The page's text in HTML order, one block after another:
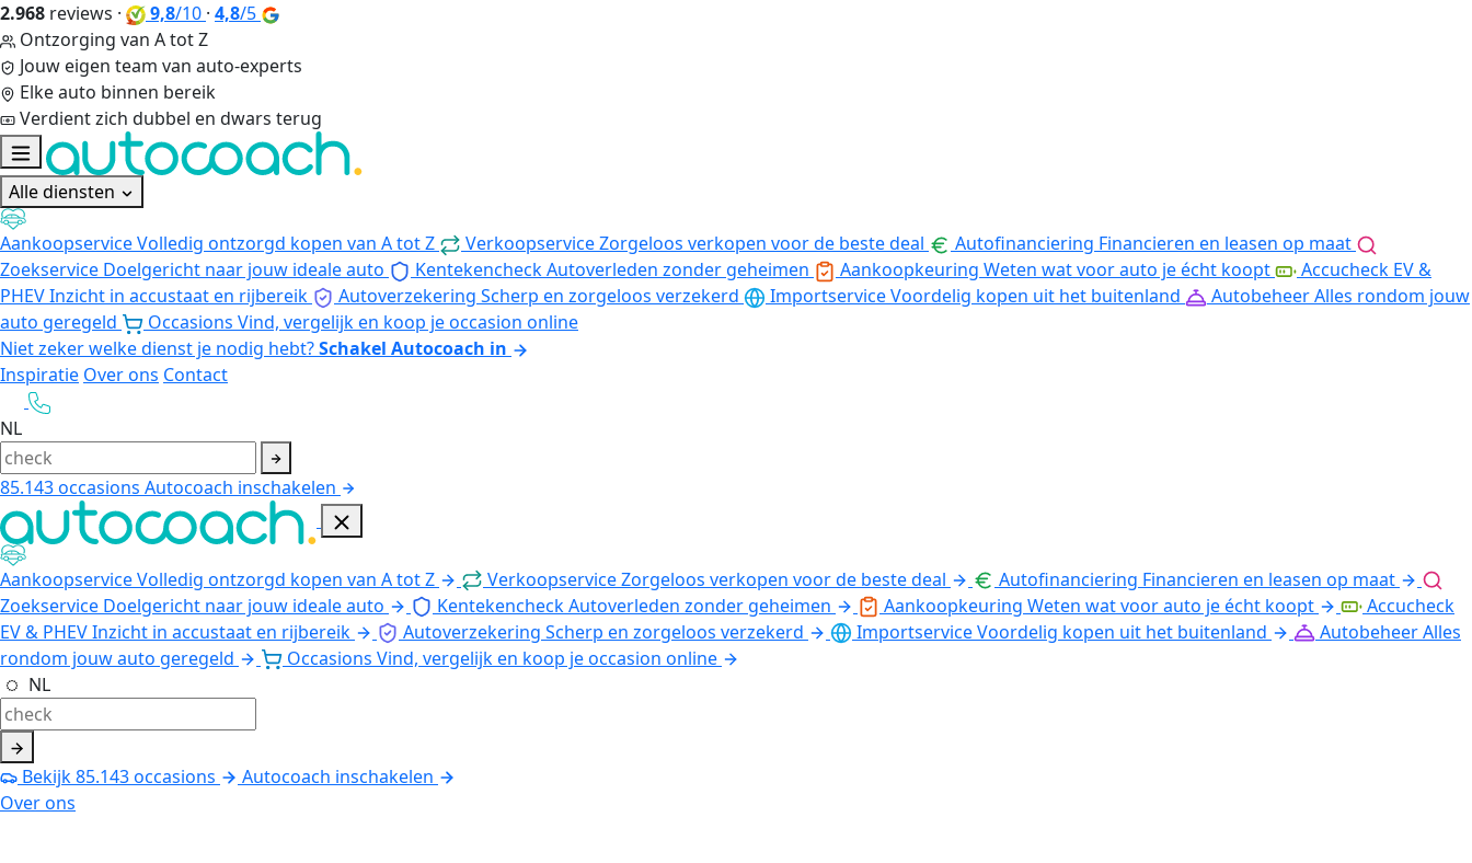
2.968 reviews · 9,8/10 · 4,8/5
Ontzorging van A tot Z
Jouw eigen team van auto-experts
Elke auto binnen bereik
Verdient zich dubbel en dwars terug
Alle diensten
AankoopserviceVolledig ontzorgd kopen van A tot Z VerkoopserviceZorgeloos verkopen voor de beste deal Autofinanciering Financieren en leasen op maat
Zoekservice Doelgericht naar jouw ideale auto KentekencheckAutoverleden zonder geheimen Aankoopkeuring Weten wat voor auto je écht koopt
Accucheck EV &
PHEVInzicht in accustaat en rijbereik Autoverzekering Scherp en zorgeloos verzekerd ImportserviceVoordelig kopen uit het buitenland AutobeheerAlles rondom jouw
auto geregeld
Occasions Vind, vergelijk en koop je occasion online
Niet zeker welke dienst je nodig hebt?Schakel Autocoach in
Inspiratie Over ons Contact
NL
85.143occasions Autocoach inschakelen
AankoopserviceVolledig ontzorgd kopen van A tot Z VerkoopserviceZorgeloos verkopen voor de beste deal Autofinanciering Financieren en leasen op maat
Zoekservice Doelgericht naar jouw ideale auto KentekencheckAutoverleden zonder geheimen Aankoopkeuring Weten wat voor auto je écht koopt
Accucheck
EV & PHEVInzicht in accustaat en rijbereik Autoverzekering Scherp en zorgeloos verzekerd ImportserviceVoordelig kopen uit het buitenland AutobeheerAlles
rondom jouw auto geregeld
Occasions Vind, vergelijk en koop je occasion online
NL
Bekijk85.143occasions
Autocoach inschakelen
Over ons